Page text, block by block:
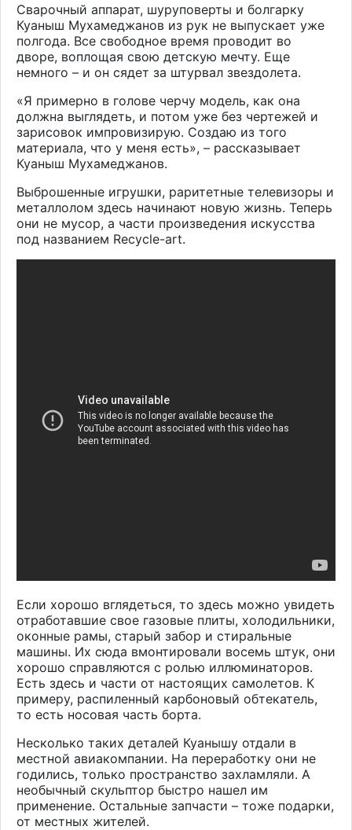
Сварочный аппарат, шуруповерты и болгарку
Куаныш Мухамеджанов из рук не выпускает уже
полгода. Все свободное время проводит во
дворе, воплощая свою детскую мечту. Еще
немного – и он сядет за штурвал звездолета.
«Я примерно в голове черчу модель, как она
должна выглядеть, и потом уже без чертежей и
зарисовок импровизирую. Создаю из того
материала, что у меня есть», – рассказывает
Куаныш Мухамеджанов.
Выброшенные игрушки, раритетные телевизоры и
металлолом здесь начинают новую жизнь. Теперь
они не мусор, а части произведения искусства
под названием Recycle-art.
Если хорошо вглядеться, то здесь можно увидеть
отработавшие свое газовые плиты, холодильники,
оконные рамы, старый забор и стиральные
машины. Их сюда вмонтировали восемь штук, они
хорошо справляются с ролью иллюминаторов.
Есть здесь и части от настоящих самолетов. К
примеру, распиленный карбоновый обтекатель,
то есть носовая часть борта.
Несколько таких деталей Куанышу отдали в
местной авиакомпании. На переработку они не
годились, только пространство захламляли. А
необычный скульптор быстро нашел им
применение. Остальные запчасти – тоже подарки,
от местных жителей.